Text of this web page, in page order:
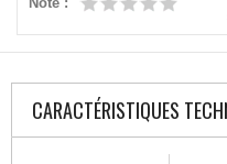
CARACTÉRISTIQUES